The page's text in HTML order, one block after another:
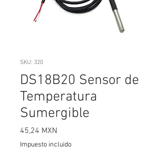
SKU: 320
DS18B20 Sensor de
Temperatura
Sumergible
45,24 MXN
Impuesto incluido